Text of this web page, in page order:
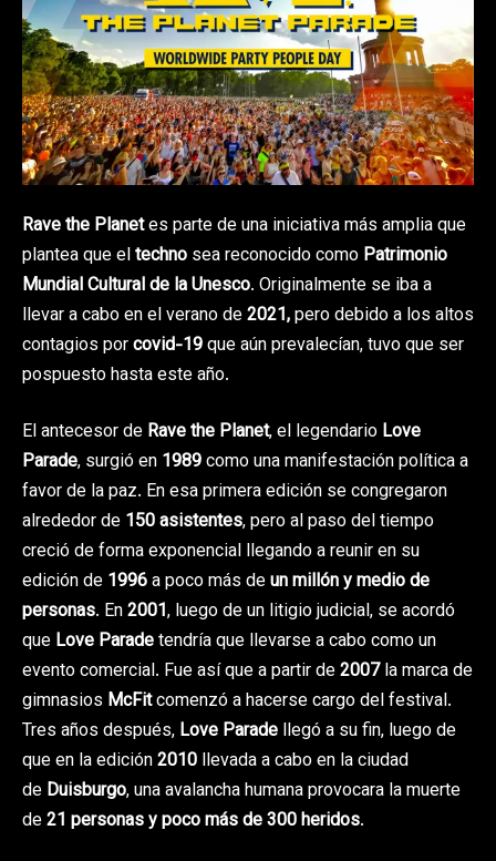
Rave the Planetes parte de una iniciativa más amplia que
plantea que eltechno sea reconocido como Patrimonio
Mundial Cultural de la Unesco. Originalmente se iba a
llevar a cabo en el verano de2021,pero debido a los altos
contagios porcovid-19que aún prevalecían, tuvo que ser
pospuesto hasta este año.
El antecesor de Rave the Planet, el legendario Love
Parade, surgió en 1989como una manifestación política a
favor de la paz. En esa primera edición se congregaron
alrededor de 150 asistentes, pero al paso del tiempo
creció de forma exponencial llegando a reunir en su
edición de 1996a poco más deun millón y medio de
personas. En2001, luego de un litigio judicial, se acordó
que Love Paradetendría que llevarse a cabo como un
evento comercial. Fue así que a partir de2007la marca de
gimnasios McFitcomenzó a hacerse cargo del festival.
Tres años después, Love Parade llegó a su fin, luego de
que en la edición2010 llevada a cabo en la ciudad
de Duisburgo, una avalancha humana provocara la muerte
de21 personas y poco más de 300 heridos.